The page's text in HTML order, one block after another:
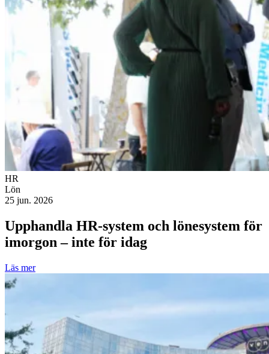
HR
Lön
25 jun. 2026
Upphandla HR-system och lönesystem för
imorgon – inte för idag
Läs mer